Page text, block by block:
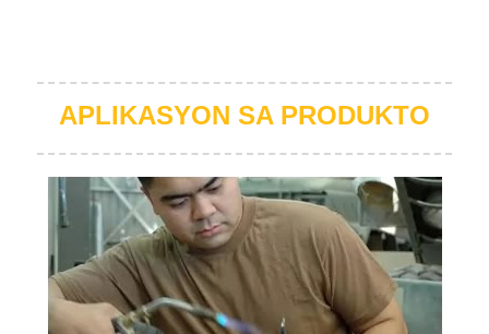
APLIKASYON SA PRODUKTO